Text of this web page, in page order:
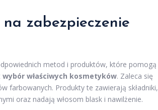
zabezpieczenie
metod i produktów, które pomogą
wybór właściwych kosmetyków. Zaleca się
farbowanych. Produkty te zawierają składniki,
oraz nadają włosom blask i nawilżenie.